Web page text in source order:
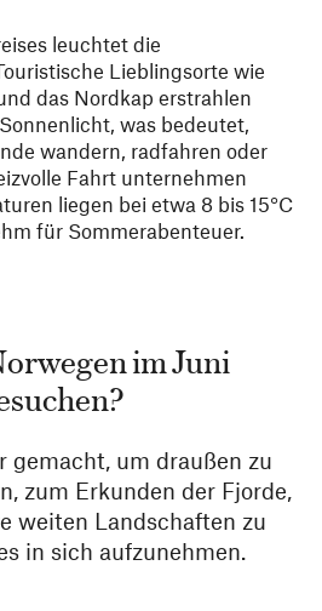
leuchtet die
Lieblingsorte wie
das Nordkap erstrahlen
was bedeutet,
wandern, radfahren oder
Fahrt unternehmen
liegen bei etwa 8 bis 15°C
für Sommerabenteuer.
im Juni
gemacht, um draußen zu
zum Erkunden der Fjorde,
weiten Landschaften zu
in sich aufzunehmen.